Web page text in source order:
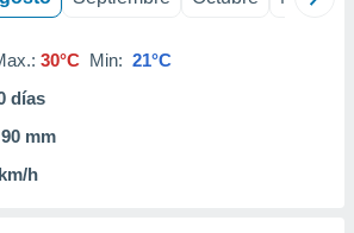
30°C Min: 21°C
días
90 mm
h